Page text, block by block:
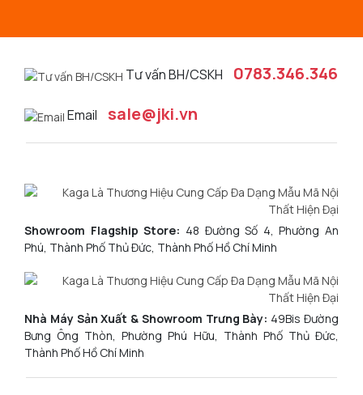
Tư vấn BH/CSKH 0783.346.346
Email sale@jki.vn
Showroom Flagship Store: 48 Đường Số 4, Phường An
Phú, Thành Phố Thủ Đức, Thành Phố Hồ Chí Minh
Nhà Máy Sản Xuất & Showroom Trưng Bày: 49Bis Đường
Bưng Ông Thòn, Phường Phú Hữu, Thành Phố Thủ Đức,
Thành Phố Hồ Chí Minh